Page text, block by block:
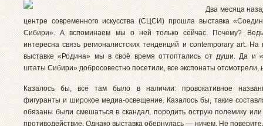
Два месяца
центре современного искусства (СЦСИ) прошла выставка
Сибири». А вспоминаем мы о ней только сейчас. Почему?
интересна связь регионалистских тенденций и contemporary art. На
выставке «Родина» мы в своё время оттоптались от души. Да и
штаты Сибири» добросовестно посетили, все экспонаты отсмотрели,
Казалось бы, всё там было в наличии: провокативное
фигуранты и широкое медиа-освещение. Казалось бы, такие
обязаны были смешаться в скандал, породить острую полемику или
противодействие. Однако выставка обернулась — ничем. Не